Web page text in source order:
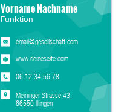
06 12 34 56 78
Meininger Strasse 43
66550 Illingen
www.deineseite.com
Funktion
email@gesellschaft.com
Vorname Nachname